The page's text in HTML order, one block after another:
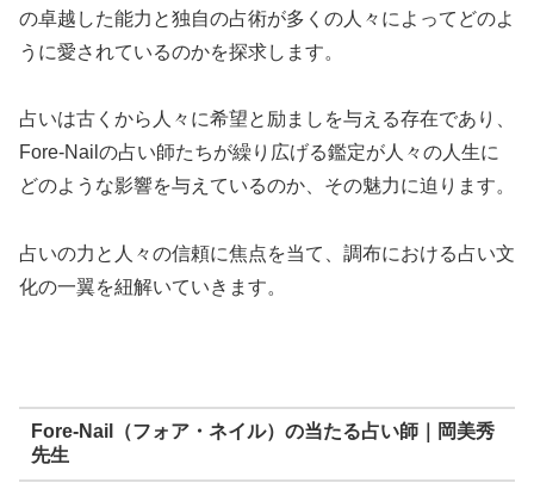
の卓越した能力と独自の占術が多くの人々によってどのよ
うに愛されているのかを探求します。
占いは古くから人々に希望と励ましを与える存在であり、
Fore-Nailの占い師たちが繰り広げる鑑定が人々の人生に
どのような影響を与えているのか、その魅力に迫ります。
占いの力と人々の信頼に焦点を当て、調布における占い文
化の一翼を紐解いていきます。
Fore-Nail（フォア・ネイル）の当たる占い師｜岡美秀
先生